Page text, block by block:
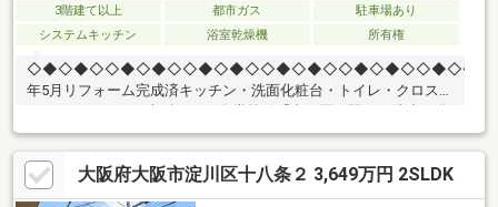
3階建て以上 都市ガス
駐車場あり
システムキッチン
浴室乾燥機 所有権
年5月リフォーム完成済キッチン・洗面化粧台・トイレ・クロス・
大阪シティバス「榎木橋」停まで徒歩1分阪急宝塚線「三国」駅ま
で徒歩21分●西三国小学校まで約670ｍ●三国中学校まで約1260ｍ
■周辺施設ローソン 東三国店まで約570ｍ山陽マルナカ 三国店ま
で約660ｍ新駅8号公園まで約600ｍ◎見学カレンダーから予約で
大阪府大阪市淀川区十八条２ 3,649万円 2SLDK